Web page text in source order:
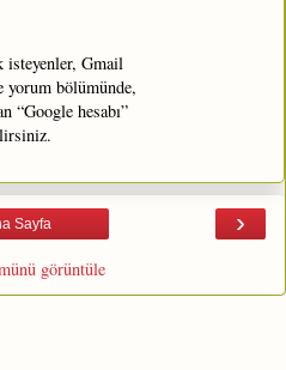
isteyenler, Gmail
yorum bölümünde,
“Google hesabı”
›
Sayfa
görüntüle